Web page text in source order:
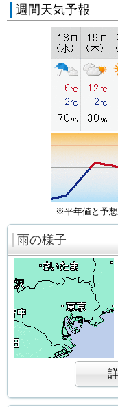
週間天気予報
※平年値と予想
雨の様子